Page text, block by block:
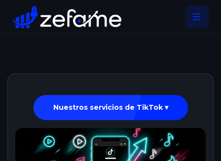
Nuestros servicios de TikTok ▾